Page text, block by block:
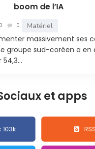
boom de l’IA
0 Matériel
massivement ses
groupe sud-coréen a
et apps